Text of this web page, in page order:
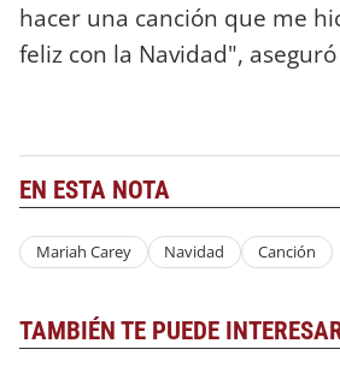
hacer una canción que me
feliz con la Navidad",
EN ESTA NOTA
Mariah Carey Navidad Canción
TAMBIÉN TE PUEDE